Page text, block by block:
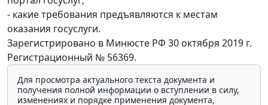
- какие требования предъявляются к местам
оказания госуслуги.
Зарегистрировано в Минюсте РФ 30 октября 2019 г.
Регистрационный № 56369.
Для просмотра актуального текста документа и
получения полной информации о вступлении в силу,
изменениях и порядке применения документа,